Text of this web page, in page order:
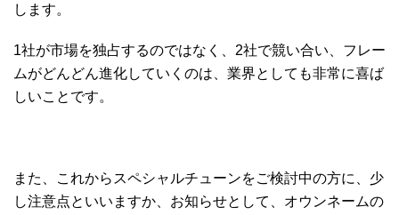
します。
1社が市場を独占するのではなく、2社で競い合い、フレー
ムがどんどん進化していくのは、業界としても非常に喜ば
しいことです。
また、これからスペシャルチューンをご検討中の方に、少
し注意点といいますか、お知らせとして、オウンネームの